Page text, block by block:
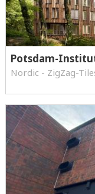
Potsdam-
Nordic - ZigZag-